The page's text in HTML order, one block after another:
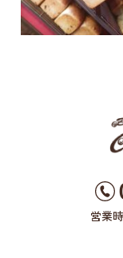
営業